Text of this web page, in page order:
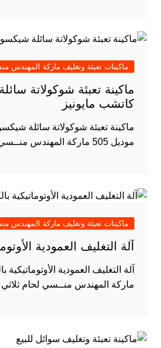
ماكينات تعبئة وتغليف ماركة المهندس
ماكينة تعبئة شوكولاتة
كاتشب مايونيز
ماكينة تعبئة شوكولاتة سائلة
موديل 505 ماركة المهندس منــسي لحام ثلاثي و
ماكينات تعبئة وتغليف ماركة المهندس
آلة التغليف العمودية
ماركة المهندس منــسي لحام